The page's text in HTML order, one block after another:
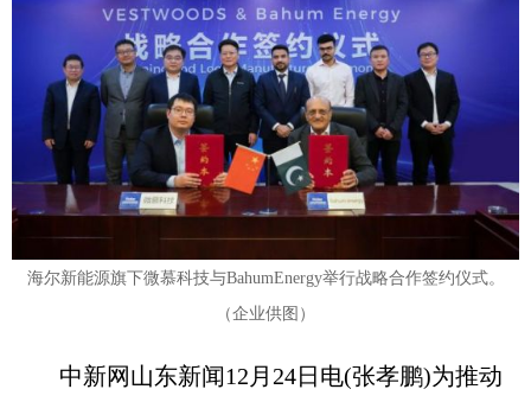
海尔新能源旗下微慕科技与BahumEnergy举行战略合作签约仪式。
（企业供图）
中新网山东新闻12月24日电(张孝鹏)为推动